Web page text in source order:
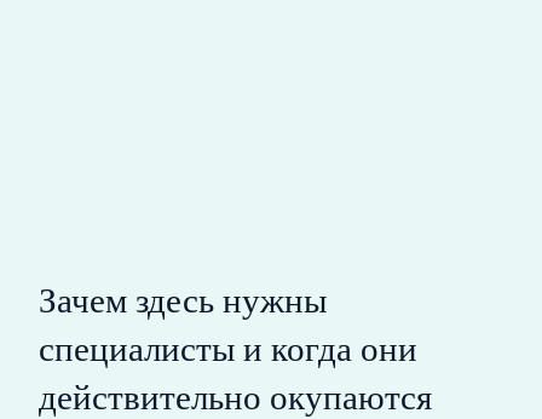
Зачем здесь нужны
специалисты и когда они
действительно окупаются